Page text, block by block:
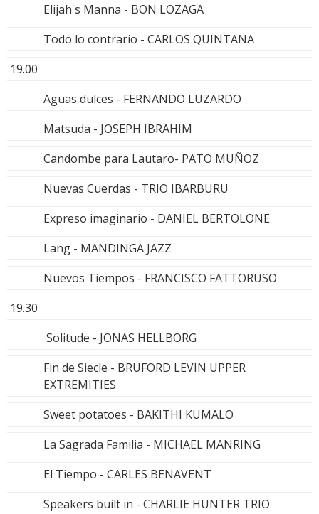
Elijah's Manna - BON LOZAGA
Todo lo contrario - CARLOS QUINTANA
19.00
Aguas dulces - FERNANDO LUZARDO
Matsuda - JOSEPH IBRAHIM
Candombe para Lautaro- PATO MUÑOZ
Nuevas Cuerdas - TRIO IBARBURU
Expreso imaginario - DANIEL BERTOLONE
Lang - MANDINGA JAZZ
Nuevos Tiempos - FRANCISCO FATTORUSO
19.30
Solitude - JONAS HELLBORG
Fin de Siecle - BRUFORD LEVIN UPPER
EXTREMITIES
Sweet potatoes - BAKITHI KUMALO
La Sagrada Familia - MICHAEL MANRING
El Tiempo - CARLES BENAVENT
Speakers built in - CHARLIE HUNTER TRIO